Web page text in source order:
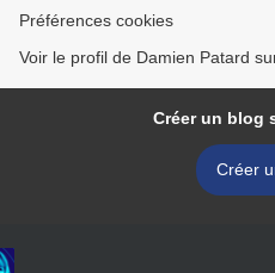
Préférences cookies
Voir le profil de Damien Patard
Créer un blog
Créer